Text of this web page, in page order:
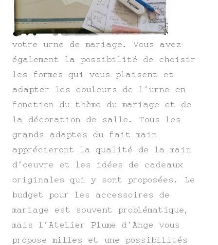
votre urne de mariage. Vous avez
également la possibilité de choisir
les formes qui vous plaisent et
adapter les couleurs de l’urne en
fonction du thème du mariage et de
la décoration de salle. Tous les
grands adaptes du fait main
apprécieront la qualité de la main
d’oeuvre et les idées de cadeaux
originales qui y sont proposées. Le
budget pour les accessoires de
mariage est souvent problématique,
mais l’Atelier Plume d’Ange vous
propose milles et une possibilités